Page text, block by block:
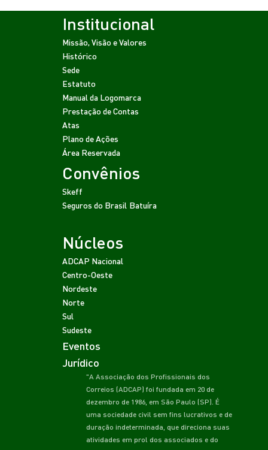
Institucional
Missão, Visão e Valores
Histórico
Sede
Estatuto
Manual da Logomarca
Prestação de Contas
Atas
Plano de Ações
Área Reservada
Convênios
Skeff
Seguros do Brasil Batuíra
Núcleos
ADCAP Nacional
Centro-Oeste
Nordeste
Norte
Sul
Sudeste
Eventos
Jurídico
"A Associação dos Profissionais dos
Correios (ADCAP) foi fundada em 20 de
dezembro de 1986, em São Paulo (SP). É
uma sociedade civil sem fins lucrativos e de
duração indeterminada, que direciona suas
atividades em prol dos associados e do